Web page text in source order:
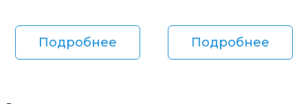
Подробнее Подробнее